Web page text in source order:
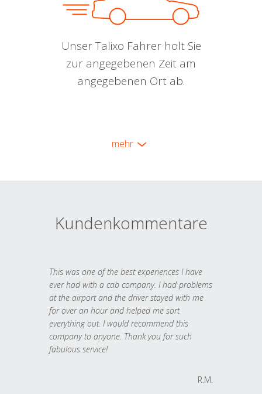
Unser Talixo Fahrer holt Sie
zur angegebenen Zeit am
angegebenen Ort ab.
mehr
Kundenkommentare
This was one of the best experiences I have
ever had with a cab company. I had problems
at the airport and the driver stayed with me
for over an hour and helped me sort
everything out. I would recommend this
company to anyone. Thank you for such
fabulous service!
R.M.